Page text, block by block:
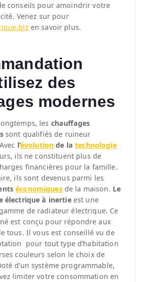
conseils pour amoindrir votre
Venez sur pour
en savoir plus.
des
modernes
les chauffages
sont qualifiés de ruineur
l’évolution de latechnologie
ils ne constituent plus de
financières pour la famille.
ils sont devenus parmi les
économiquesde la maison. Le
électrique à inertieest une
de radiateur électrique. Ce
est conçu pour répondre aux
tous. Il vous est conseillé vu de
pour tout type d’habitation
couleurs selon le choix de
d’un système programmable,
limiter votre consommation en